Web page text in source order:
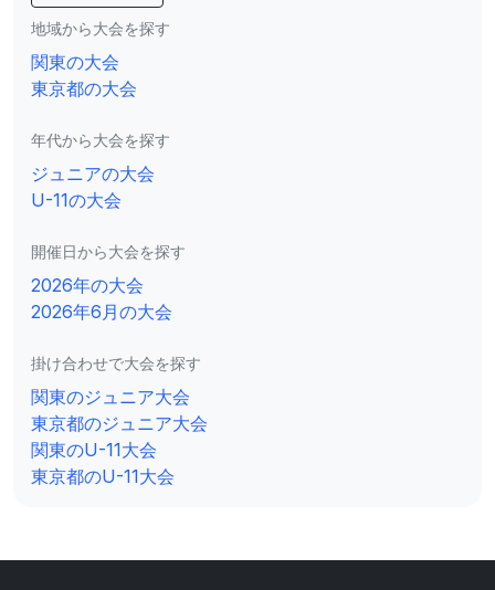
地域から大会を探す
関東の大会
東京都の大会
年代から大会を探す
ジュニアの大会
U-11の大会
開催日から大会を探す
2026年の大会
2026年6月の大会
掛け合わせで大会を探す
関東のジュニア大会
東京都のジュニア大会
関東のU-11大会
東京都のU-11大会